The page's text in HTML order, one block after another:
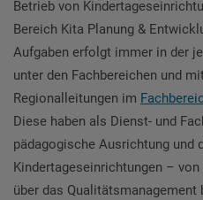
Betrieb von
Bereich Kita Planung &
Aufgaben erfolgt immer in der
unter den Fachbereichen und
Regionalleitungen im
Diese haben als Dienst- und
pädagogische Ausrichtung und
Kindertageseinrichtungen –
über das